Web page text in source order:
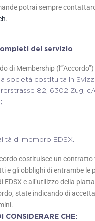
potrai sempre
.
del servizio
di Membership
società costituita in
82, 6302 Zug,
di membro EDSX.
costituisce un contratto
e gli obblighi di entrambe le
EDSX e all’utilizzo della
state indicando di
CONSIDERARE CHE: